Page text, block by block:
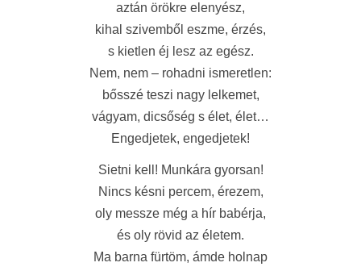
aztán örökre elenyész,
kihal szivemből eszme, érzés,
s kietlen éj lesz az egész.
Nem, nem – rohadni ismeretlen:
bősszé teszi nagy lelkemet,
vágyam, dicsőség s élet, élet…
Engedjetek, engedjetek!
Sietni kell! Munkára gyorsan!
Nincs késni percem, érezem,
oly messze még a hír babérja,
és oly rövid az életem.
Ma barna fürtöm, ámde holnap